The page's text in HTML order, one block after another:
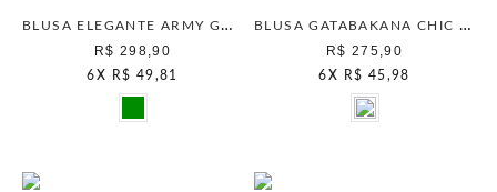
BLUSA ELEGANTE ARMY GREEN
R$ 298,90
6 X R$ 49,81
BLUSA GATABAKANA CHIC SEPIA
R$ 275,90
6 X R$ 45,98